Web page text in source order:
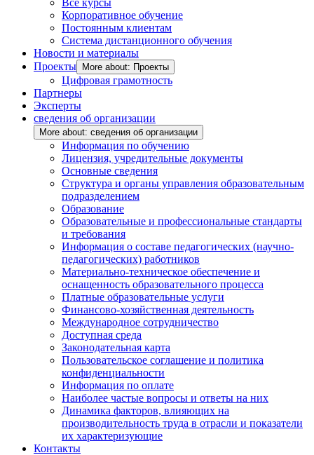
Все курсы
Корпоративное обучение
Постоянным клиентам
Система дистанционного обучения
Новости и материалы
Проекты
More about: Проекты
Цифровая грамотность
Партнеры
Эксперты
сведения об организации
More about: сведения об организации
Информация по обучению
Лицензия, учредительные документы
Основные сведения
Структура и органы управления образовательным
подразделением
Образование
Образовательные и профессиональные стандарты
и требования
Информация о составе педагогических (научно-
педагогических) работников
Материально-техническое обеспечение и
оснащенность образовательного процесса
Платные образовательные услуги
Финансово-хозяйственная деятельность
Международное сотрудничество
Доступная среда
Законодательная карта
Пользовательское соглашение и политика
конфиденциальности
Информация по оплате
Наиболее частые вопросы и ответы на них
Динамика факторов, влияющих на
производительность труда в отрасли и показатели
их характеризующие
Контакты